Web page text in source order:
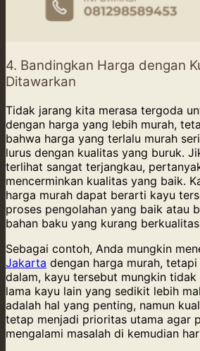
4. Bandingkan Harga dengan
Ditawarkan
Tidak jarang kita merasa tergoda
dengan harga yang lebih murah,
bahwa harga yang terlalu murah
lurus dengan kualitas yang buruk.
terlihat sangat terjangkau,
mencerminkan kualitas yang baik.
harga murah dapat berarti kayu
proses pengolahan yang baik atau
bahan baku yang kurang
Sebagai contoh, Anda mungkin
Jakarta dengan harga murah,
dalam, kayu tersebut mungkin
lama kayu lain yang sedikit lebih
adalah hal yang penting, namun
tetap menjadi prioritas utama agar
mengalami masalah di kemudian